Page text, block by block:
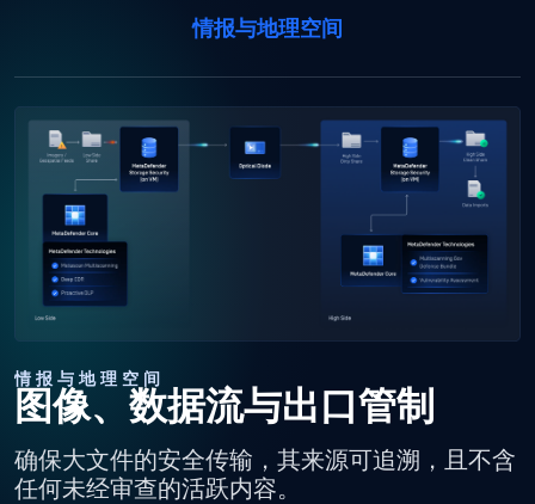
情报与地理空间
情报与地理空间
图像、数据流与出口管制
确保大文件的安全传输，其来源可追溯，且不含
任何未经审查的活跃内容。